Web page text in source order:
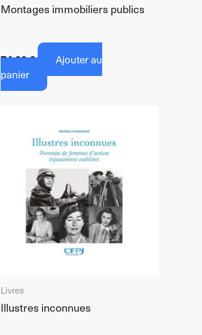
Montages immobiliers publics
74,00€
Ajouter au
panier
Livres
Illustres inconnues